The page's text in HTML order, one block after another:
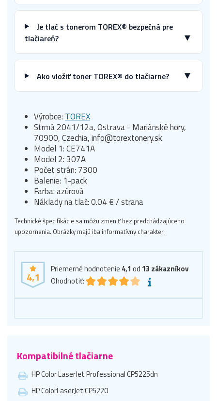
Je tlač s tonerom TOREX® bezpečná pre
tlačiareň?
▼
Ako vložiť toner TOREX® do tlačiarne? ▼
Výrobce:TOREX
Strmá 2041/12a, Ostrava - Mariánské hory,
70900, Czechia, info@torextonery.sk
Model 1: CE741A
Model 2: 307A
Počet strán: 7300
Balenie: 1-pack
Farba: azúrová
Náklady na tlač: 0.04 € / strana
Technické špecifikácie sa môžu zmeniť bez predchádzajúceho
upozornenia. Obrázky majú iba informatívny charakter.
4,1
Priemerné hodnotenie 4,1 od 13 zákazníkov
Ohodnotiť:
Kompatibilné tlačiarne
HP Color LaserJet Professional CP5225dn
HP ColorLaserJet CP5220